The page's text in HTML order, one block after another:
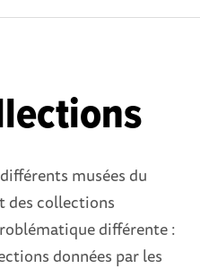
musées du
des collections
différente :
données par les